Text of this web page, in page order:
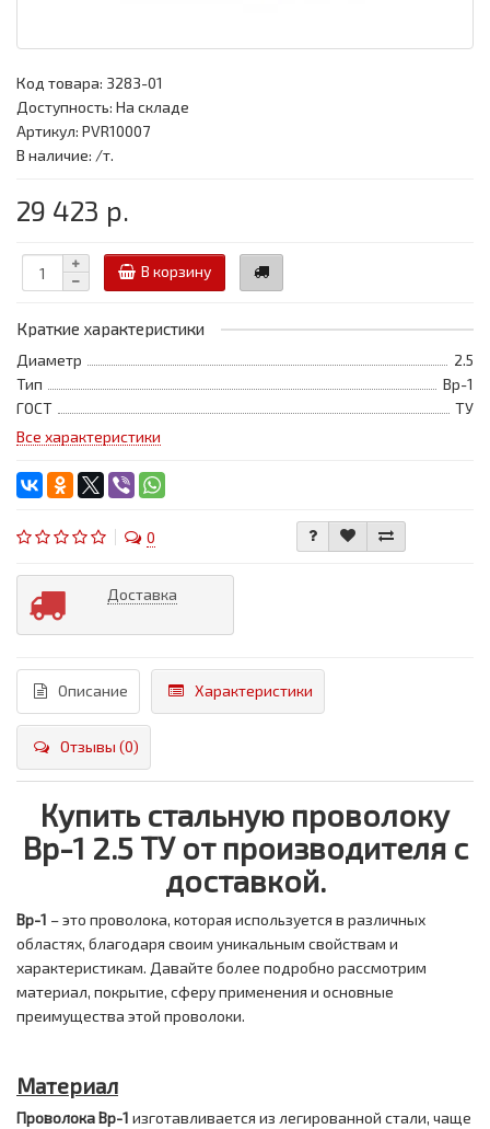
Код товара: 3283-01
Доступность: На складе
Артикул: PVR10007
В наличие: /т.
29 423 р.
В корзину
Краткие характеристики
Диаметр
2.5
Тип
Вр-1
ГОСТ
ТУ
Все характеристики
0
Доставка
Описание Характеристики
Отзывы (0)
Купить стальную проволоку
Вр-1 2.5 ТУ от производителя с
доставкой.
Вр-1 – это проволока, которая используется в различных
областях, благодаря своим уникальным свойствам и
характеристикам. Давайте более подробно рассмотрим
материал, покрытие, сферу применения и основные
преимущества этой проволоки.
Материал
Проволока Вр-1 изготавливается из легированной стали, чаще